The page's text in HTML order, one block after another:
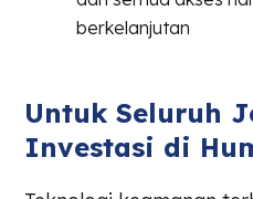
berkelanjutan
Untuk Seluruh
Investasi di